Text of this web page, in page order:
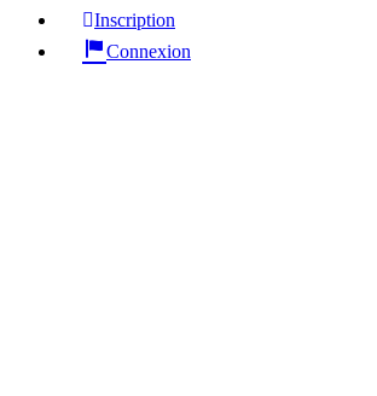
Inscription
Connexion